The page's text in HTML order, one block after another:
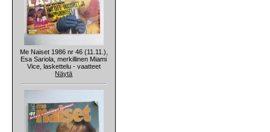
Me Naiset 1986 nr 46 (11.11.),
Esa Sariola, merkillinen Miami
Vice, laskettelu - vaatteet
Näytä